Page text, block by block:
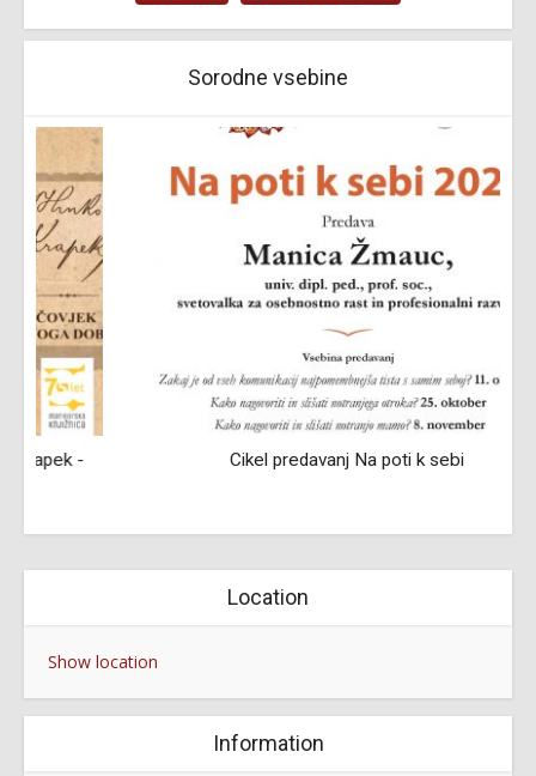
Sorodne vsebine
Cikel predavanj Na poti k sebi
Location
Show location
Information